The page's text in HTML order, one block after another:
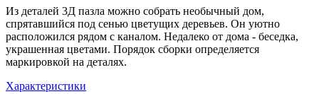
Из деталей 3Д пазла можно собрать необычный дом,
спрятавшийся под сенью цветущих деревьев. Он уютно
расположился рядом с каналом. Недалеко от дома - беседка,
украшенная цветами. Порядок сборки определяется
маркировкой на деталях.
Характеристики